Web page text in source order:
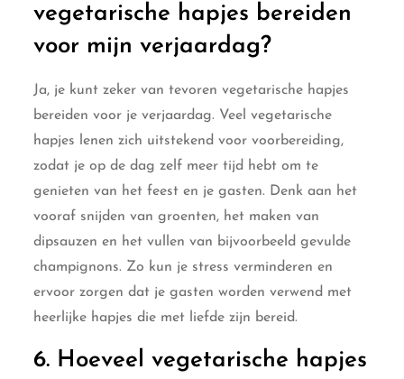
vegetarische hapjes bereiden
voor mijn verjaardag?
Ja, je kunt zeker van tevoren vegetarische hapjes
bereiden voor je verjaardag. Veel vegetarische
hapjes lenen zich uitstekend voor voorbereiding,
zodat je op de dag zelf meer tijd hebt om te
genieten van het feest en je gasten. Denk aan het
vooraf snijden van groenten, het maken van
dipsauzen en het vullen van bijvoorbeeld gevulde
champignons. Zo kun je stress verminderen en
ervoor zorgen dat je gasten worden verwend met
heerlijke hapjes die met liefde zijn bereid.
6. Hoeveel vegetarische hapjes